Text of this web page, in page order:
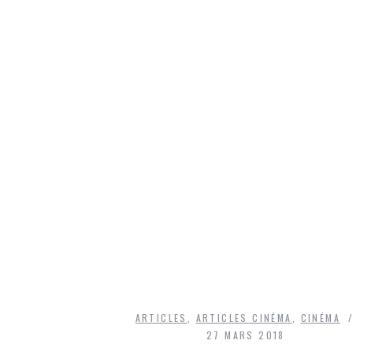
ARTICLES ARTICLES CINÉMA
CINÉMA
27 MARS 2018